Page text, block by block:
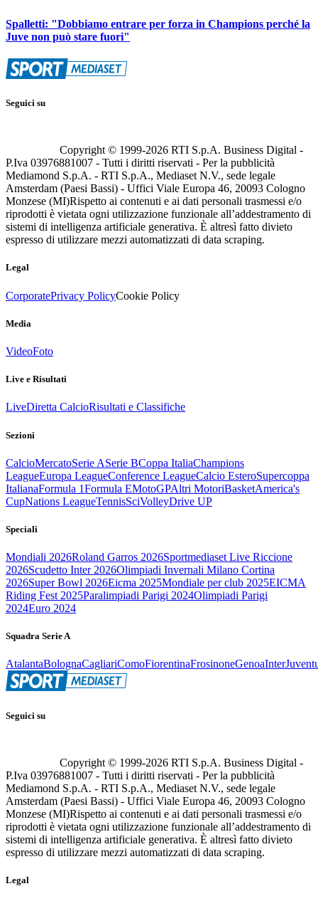
Spalletti: "Dobbiamo entrare per forza in Champions perché la
Juve non può stare fuori"
Seguici su
Copyright © 1999-2026 RTI S.p.A. Business Digital -
P.Iva 03976881007 - Tutti i diritti riservati - Per la pubblicità
Mediamond S.p.A. - RTI S.p.A., Mediaset N.V., sede legale
Amsterdam (Paesi Bassi) - Uffici Viale Europa 46, 20093 Cologno
Monzese (MI)Rispetto ai contenuti e ai dati personali trasmessi e/o
riprodotti è vietata ogni utilizzazione funzionale all’addestramento di
sistemi di intelligenza artificiale generativa. È altresì fatto divieto
espresso di utilizzare mezzi automatizzati di data scraping.
Legal
CorporatePrivacy PolicyCookie Policy
Media
VideoFoto
Live e Risultati
LiveDiretta CalcioRisultati e Classifiche
Sezioni
CalcioMercatoSerie ASerie BCoppa ItaliaChampions
LeagueEuropa LeagueConference LeagueCalcio EsteroSupercoppa
ItalianaFormula 1Formula EMotoGPAltri MotoriBasketAmerica's
CupNations LeagueTennisSciVolleyDrive UP
Speciali
Mondiali 2026Roland Garros 2026Sportmediaset Live Riccione
2026Scudetto Inter 2026Olimpiadi Invernali Milano Cortina
2026Super Bowl 2026Eicma 2025Mondiale per club 2025EICMA
Riding Fest 2025Paralimpiadi Parigi 2024Olimpiadi Parigi
2024Euro 2024
Squadra Serie A
AtalantaBolognaCagliariComoFiorentinaFrosinoneGenoaInter
Seguici su
Copyright © 1999-2026 RTI S.p.A. Business Digital -
P.Iva 03976881007 - Tutti i diritti riservati - Per la pubblicità
Mediamond S.p.A. - RTI S.p.A., Mediaset N.V., sede legale
Amsterdam (Paesi Bassi) - Uffici Viale Europa 46, 20093 Cologno
Monzese (MI)Rispetto ai contenuti e ai dati personali trasmessi e/o
riprodotti è vietata ogni utilizzazione funzionale all’addestramento di
sistemi di intelligenza artificiale generativa. È altresì fatto divieto
espresso di utilizzare mezzi automatizzati di data scraping.
Legal